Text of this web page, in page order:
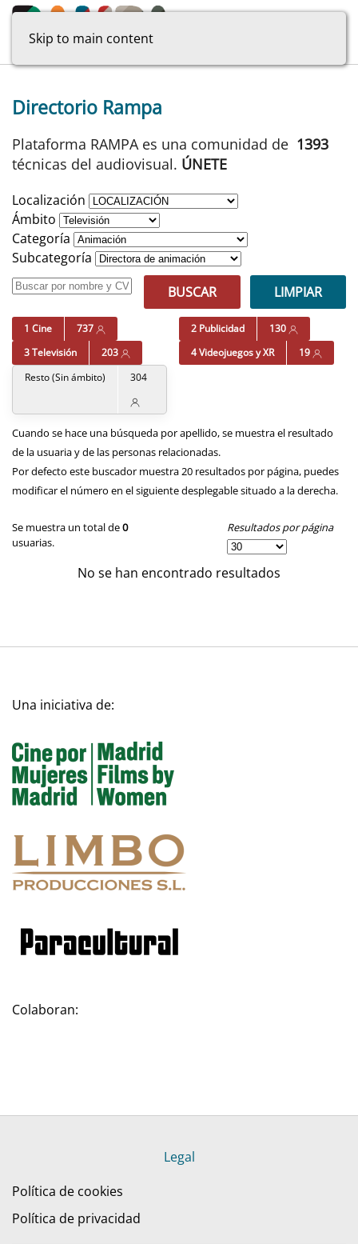
Skip to main content
Directorio Rampa
Plataforma RAMPA es una comunidad de 1393
técnicas del audiovisual. ÚNETE
Localización
Ámbito
Categoría
Subcategoría
BUSCAR
LIMPIAR
1 Cine 737 2 Publicidad
130
3 Televisión
203 4 Videojuegos y XR
19
Resto (Sin ámbito)
304
Cuando se hace una búsqueda por apellido, se muestra el resultado
de la usuaria y de las personas relacionadas.
Por defecto este buscador muestra 20 resultados por página, puedes
modificar el número en el siguiente desplegable situado a la derecha.
Se muestra un total de0
usuarias.
Resultados por página
No se han encontrado resultados
Una iniciativa de:
Colaboran:
Legal
Política de cookies
Política de privacidad